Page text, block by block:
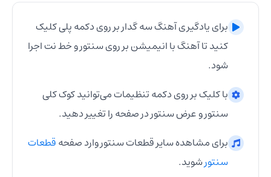
برای یادگیری آهنگسه گداربر روی دکمه پلی کلیک
کنید تا آهنگ با انیمیشن بر رویسنتورو خط نت اجرا
شود.
با کلیک بر روی دکمه تنظیمات می‌توانید کوک کلی
سنتورو عرضسنتوردر صفحه را تغییر دهید.
برای مشاهده سایر قطعاتسنتوروارد صفحهقطعات
سنتورشوید.